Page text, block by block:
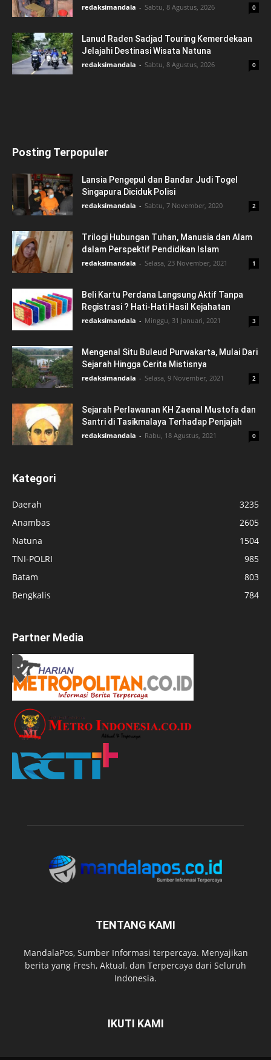
redaksimandala - Sabtu, 8 Agustus, 2026 0
Lanud Raden Sadjad Touring Kemerdekaan
Jelajahi Destinasi Wisata Natuna
redaksimandala - Sabtu, 8 Agustus, 2026 0
Posting Terpopuler
Lansia Pengepul dan Bandar Judi Togel
Singapura Diciduk Polisi
redaksimandala - Sabtu, 7 November, 2020 2
Trilogi Hubungan Tuhan, Manusia dan Alam
dalam Perspektif Pendidikan Islam
redaksimandala - Selasa, 23 November, 2021 1
Beli Kartu Perdana Langsung Aktif Tanpa
Registrasi ? Hati-Hati Hasil Kejahatan
redaksimandala - Minggu, 31 Januari, 2021 3
Mengenal Situ Buleud Purwakarta, Mulai Dari
Sejarah Hingga Cerita Mistisnya
redaksimandala - Selasa, 9 November, 2021 2
Sejarah Perlawanan KH Zaenal Mustofa dan
Santri di Tasikmalaya Terhadap Penjajah
redaksimandala - Rabu, 18 Agustus, 2021 0
Kategori
Daerah
3235
Anambas
2605
Natuna
1504
TNI-POLRI
985
Batam
803
Bengkalis
784
Partner Media
TENTANG KAMI
MandalaPos, Sumber Informasi terpercaya. Menyajikan
berita yang Fresh, Aktual, dan Terpercaya dari Seluruh
Indonesia.
IKUTI KAMI